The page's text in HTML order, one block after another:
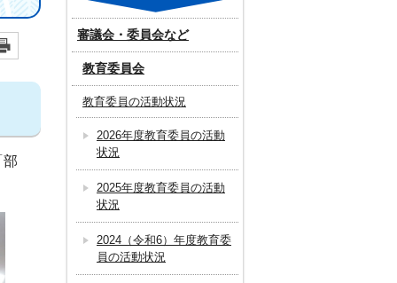
部
審議会・委員会など
教育委員会
教育委員の活動状況
2026年度教育委員の活動
状況
2025年度教育委員の活動
状況
2024（令和6）年度教育委
員の活動状況